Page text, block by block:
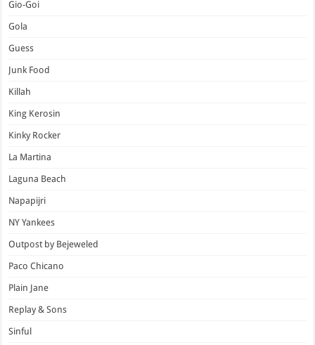
Gio-Goi
Gola
Guess
Junk Food
Killah
King Kerosin
Kinky Rocker
La Martina
Laguna Beach
Napapijri
NY Yankees
Outpost by Bejeweled
Paco Chicano
Plain Jane
Replay & Sons
Sinful